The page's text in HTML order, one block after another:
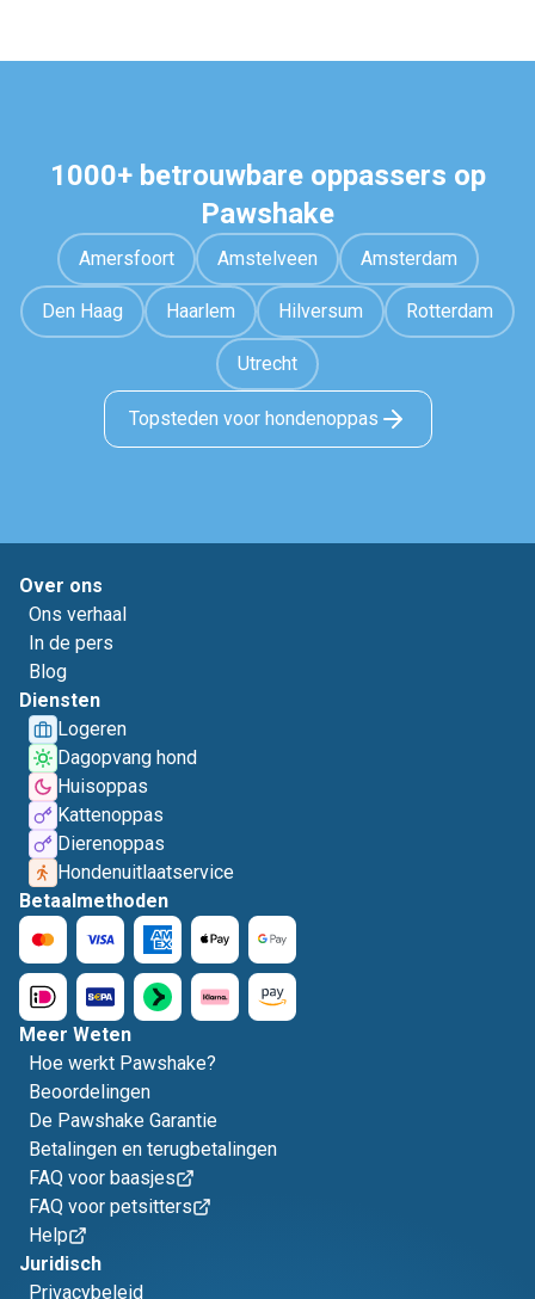
1000+ betrouwbare oppassers op
Pawshake
Amersfoort Amstelveen Amsterdam
Den Haag Haarlem Hilversum Rotterdam
Utrecht
Topsteden voor hondenoppas
Over ons
Ons verhaal
In de pers
Blog
Diensten
Logeren
Dagopvang hond
Huisoppas
Kattenoppas
Dierenoppas
Hondenuitlaatservice
Betaalmethoden
Meer Weten
Hoe werkt Pawshake?
Beoordelingen
De Pawshake Garantie
Betalingen en terugbetalingen
FAQ voor baasjes
FAQ voor petsitters
Help
Juridisch
Privacybeleid